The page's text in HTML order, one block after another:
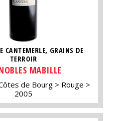
CANTEMERLE, GRAINS DE
TERROIR
MABILLE
de Bourg
Rouge
2005